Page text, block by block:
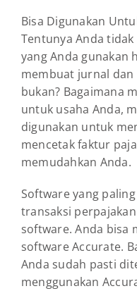
Bisa Digunakan
Tentunya Anda
yang Anda gunakan
membuat jurnal dan
bukan? Bagaimana
untuk usaha Anda,
digunakan untuk
mencetak faktur
memudahkan Anda.
Software yang
transaksi
software. Anda bisa
software Accurate.
Anda sudah pasti
menggunakan